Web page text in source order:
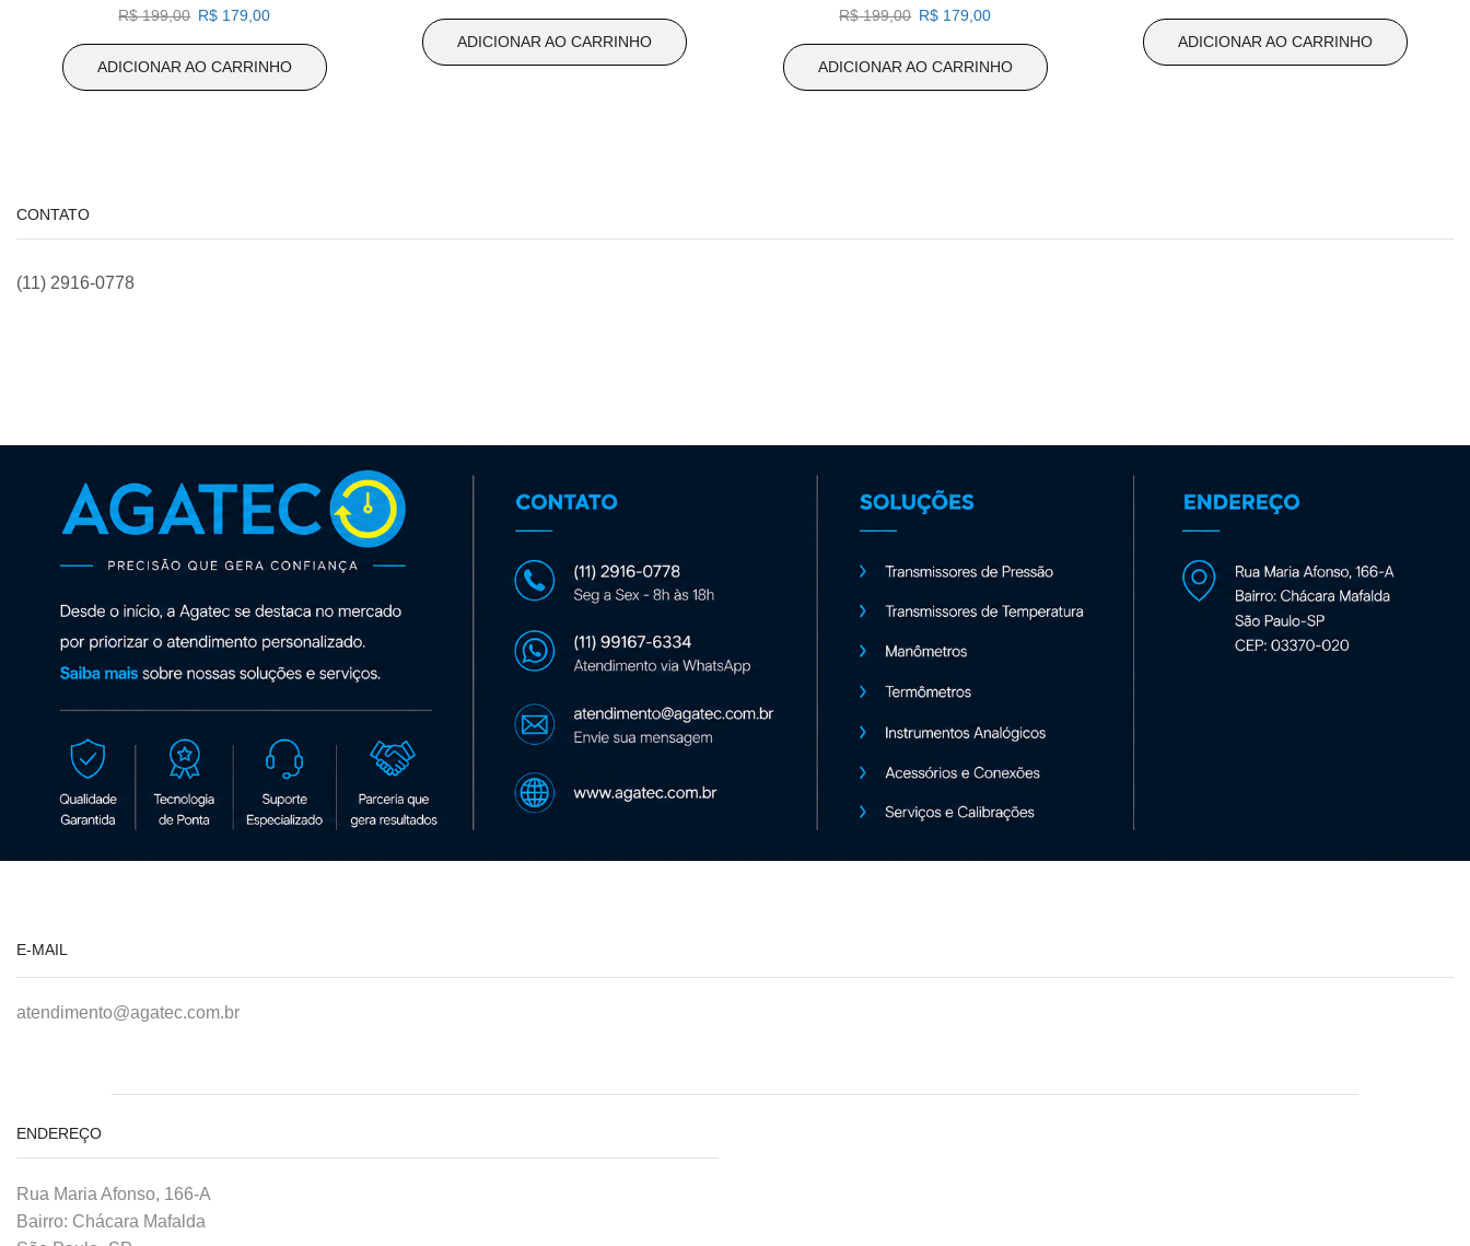
R$199,00 O
original
R$ 179,00O
atual
ADICIONAR AO CARRINHO
original
atual
ADICIONAR AO CARRINHO
R$199,00 O
original
R$ 179,00O
atual
ADICIONAR AO CARRINHO
original
atual
ADICIONAR AO CARRINHO
CONTATO
(11) 2916-0778
E-MAIL
atendimento@agatec.com.br
ENDEREÇO
Rua Maria Afonso, 166-A
Bairro: Chácara Mafalda